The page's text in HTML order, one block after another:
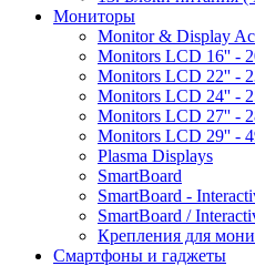
Мониторы
Monitor & Display
Monitors LCD 16'' -
Monitors LCD 22'' -
Monitors LCD 24'' -
Monitors LCD 27'' -
Monitors LCD 29'' -
Plasma Displays
SmartBoard
SmartBoard -
SmartBoard /
Крепления для
Смартфоны и гаджеты